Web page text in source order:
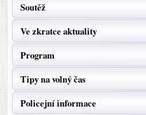
Soutěž
Ve zkratce aktuality
Program
Tipy na volný čas
Policejní informace